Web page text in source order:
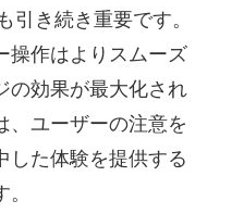
引き続き重要です。
操作はよりスムーズ
の効果が最大化され
、ユーザーの注意を
した体験を提供する